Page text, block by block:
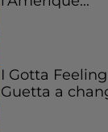
I Gotta
Guetta a